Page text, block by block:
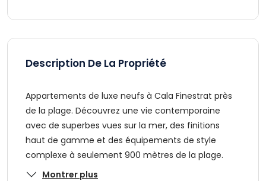
Description De La Propriété
Appartements de luxe neufs à Cala Finestrat près
de la plage. Découvrez une vie contemporaine
avec de superbes vues sur la mer, des finitions
haut de gamme et des équipements de style
complexe à seulement 900 mètres de la plage.
Montrer plus